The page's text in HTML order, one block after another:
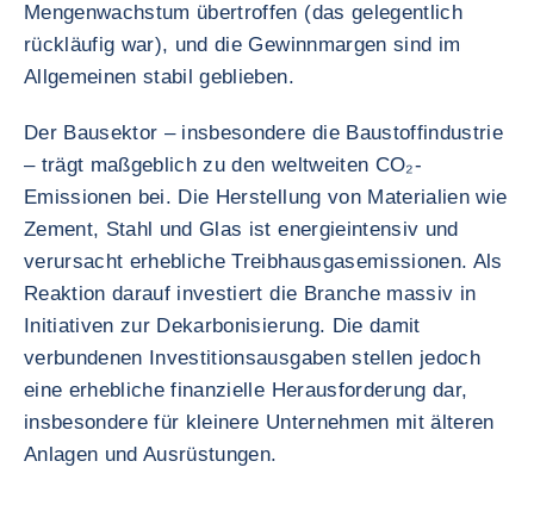
Mengenwachstum übertroffen (das gelegentlich
rückläufig war), und die Gewinnmargen sind im
Allgemeinen stabil geblieben.
Der Bausektor – insbesondere die Baustoffindustrie
– trägt maßgeblich zu den weltweiten CO₂-
Emissionen bei. Die Herstellung von Materialien wie
Zement, Stahl und Glas ist energieintensiv und
verursacht erhebliche Treibhausgasemissionen. Als
Reaktion darauf investiert die Branche massiv in
Initiativen zur Dekarbonisierung. Die damit
verbundenen Investitionsausgaben stellen jedoch
eine erhebliche finanzielle Herausforderung dar,
insbesondere für kleinere Unternehmen mit älteren
Anlagen und Ausrüstungen.